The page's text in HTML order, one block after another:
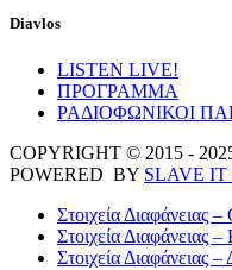
Diavlos
LISTEN LIVE!
ΠΡΟΓΡΑΜΜΑ
ΡΑΔΙΟΦΩΝΙΚΟΙ
COPYRIGHT © 2015 -
POWERED BY SLAVE IT
Στοιχεία Διαφάνειας
Στοιχεία Διαφάνειας
Στοιχεία Διαφάνειας